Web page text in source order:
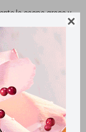

la caspa grasa y
y el cabello con